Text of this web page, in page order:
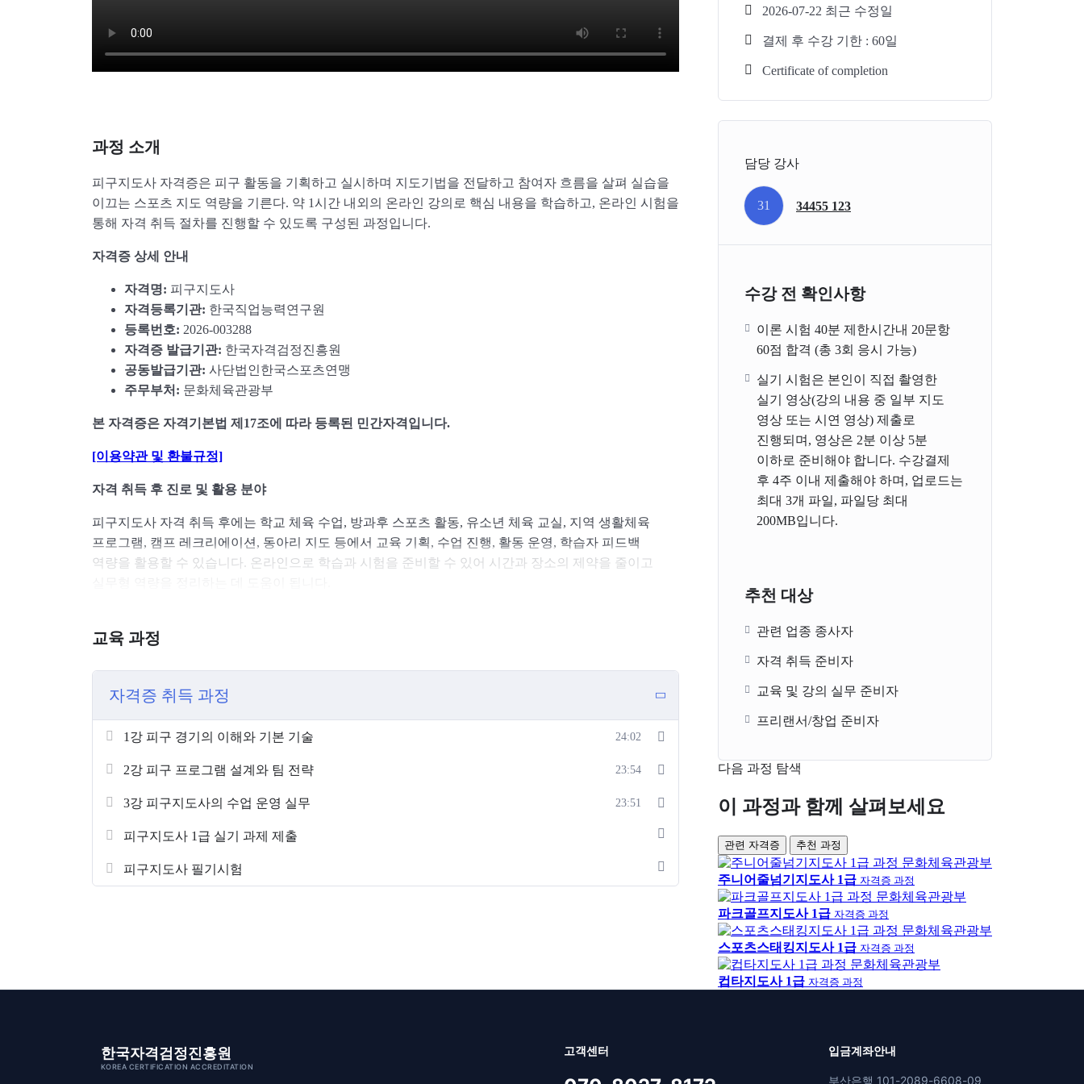
과정 소개
피구지도사 자격증은 피구 활동을 기획하고 실시하며 지도기법을 전달하고 참여자 흐름을 살펴 실습을
이끄는 스포츠 지도 역량을 기른다. 약 1시간 내외의 온라인 강의로 핵심 내용을 학습하고, 온라인 시험을
통해 자격 취득 절차를 진행할 수 있도록 구성된 과정입니다.
자격증 상세 안내
자격명: 피구지도사
자격등록기관: 한국직업능력연구원
등록번호: 2026-003288
자격증 발급기관: 한국자격검정진흥원
공동발급기관: 사단법인한국스포츠연맹
주무부처: 문화체육관광부
본 자격증은 자격기본법 제17조에 따라 등록된 민간자격입니다.
[이용약관 및 환불규정]
자격 취득 후 진로 및 활용 분야
피구지도사 자격 취득 후에는 학교 체육 수업, 방과후 스포츠 활동, 유소년 체육 교실, 지역 생활체육
프로그램, 캠프 레크리에이션, 동아리 지도 등에서 교육 기획, 수업 진행, 활동 운영, 학습자 피드백
역량을 활용할 수 있습니다. 온라인으로 학습과 시험을 준비할 수 있어 시간과 장소의 제약을 줄이고
교육 과정
자격증 취득 과정
1강 피구 경기의 이해와 기본 기술 24:02
2강 피구 프로그램 설계와 팀 전략 23:54
3강 피구지도사의 수업 운영 실무 23:51
피구지도사 1급 실기 과제 제출
피구지도사 필기시험
2026-07-22 최근 수정일
결제 후 수강 기한 : 60일
Certificate of completion
담당 강사
31 34455 123
수강 전 확인사항
이론 시험 40분 제한시간내 20문항
60점 합격 (총 3회 응시 가능)
실기 시험은 본인이 직접 촬영한
실기 영상(강의 내용 중 일부 지도
영상 또는 시연 영상) 제출로
진행되며, 영상은 2분 이상 5분
이하로 준비해야 합니다. 수강결제
후 4주 이내 제출해야 하며, 업로드는
최대 3개 파일, 파일당 최대
200MB입니다.
추천 대상
관련 업종 종사자
자격 취득 준비자
교육 및 강의 실무 준비자
프리랜서/창업 준비자
다음 과정 탐색
이 과정과 함께 살펴보세요
관련 자격증 추천 과정
문화체육관광부
주니어줄넘기지도사 1급 자격증 과정
문화체육관광부
파크골프지도사 1급 자격증 과정
문화체육관광부
스포츠스태킹지도사 1급 자격증 과정
문화체육관광부
컵타지도사 1급 자격증 과정
한국자격검정진흥원
KOREA CERTIFICATION ACCREDITATION
고객센터 입금계좌안내
부산은행 101-2089-6608-09